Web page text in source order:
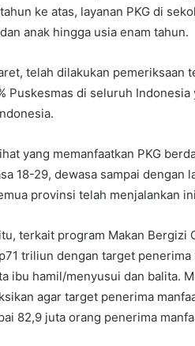
ke atas, layanan PKG di
anak hingga usia enam tahun.
telah dilakukan pemeriksaan
Puskesmas di seluruh
yang memanfaatkan PKG
18-29, dewasa sampai dengan
provinsi telah menjalankan
terkait program Makan Bergizi
triliun dengan target
ibu hamil/menyusui dan balita.
agar target penerima
82,9 juta orang penerima